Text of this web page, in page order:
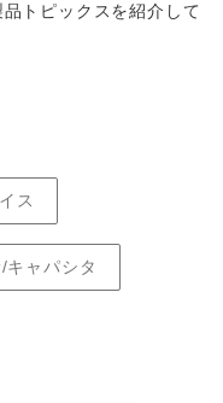
トピックスを紹介して
ス
キャパシタ